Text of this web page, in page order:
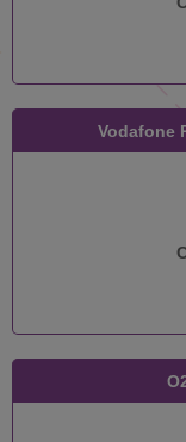
Vodafone